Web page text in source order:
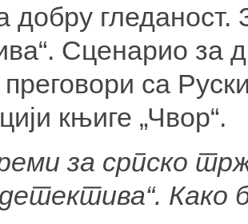
добру
Сценарио за
преговори са
књиге „Чвор“.
за српско
детектива“. Како